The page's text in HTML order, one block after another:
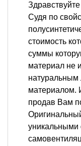
Судя по
стоимость
суммы
материал не
натуральным
материалом.
продав Вам
уникальными